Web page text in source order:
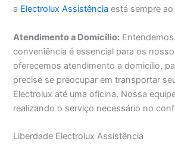
a Electrolux Assistência está sempre
Atendimento a Domicílio: Entendemos
conveniência é essencial para os
oferecemos atendimento a domicílio,
precise se preocupar em transportar
Electrolux até uma oficina. Nossa
realizando o serviço necessário no
Liberdade Electrolux Assistência